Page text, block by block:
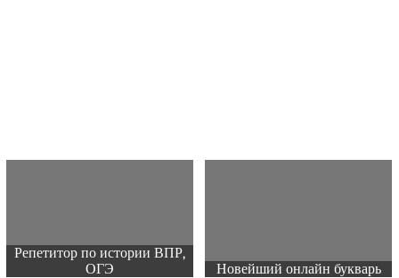
Репетитор по истории ВПР,
ОГЭ
Новейший онлайн букварь